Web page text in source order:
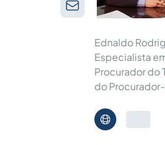
Ednaldo
Especialista
Procurador do
do